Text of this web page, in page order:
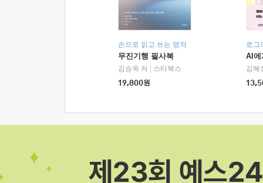
손으로 읽고 쓰는 명작
무진기행 필사북
김승옥 저
스타북스
19,800원
로그
AI에
김혜